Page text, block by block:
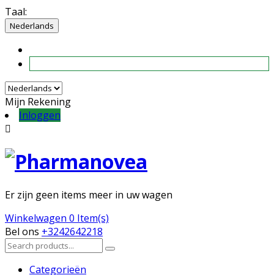
Taal:
Nederlands
Mijn Rekening
Inloggen

Er zijn geen items meer in uw wagen
Winkelwagen 0 Item(s)
Bel ons +3242642218
Categorieën